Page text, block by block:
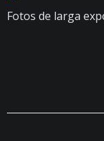
Fotos de larga